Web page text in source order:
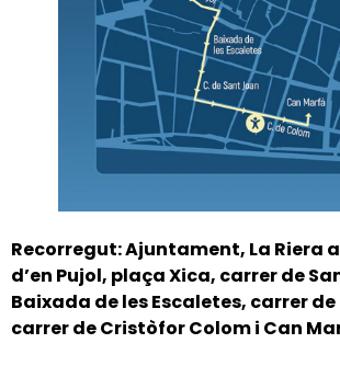
Recorregut: Ajuntament, La Riera
d’en Pujol, plaça Xica, carrer de
Baixada de les Escaletes, carrer
carrer de Cristòfor Colom i Can